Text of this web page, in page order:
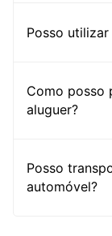
Posso
Como posso
aluguer?
Posso
automóvel?